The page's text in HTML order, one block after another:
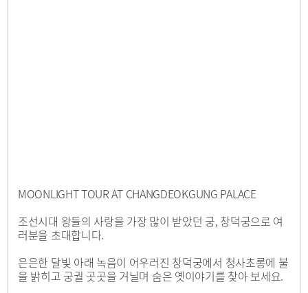
MOONLIGHT TOUR AT CHANGDEOKGUNG PALACE
조선시대 왕들의 사랑을 가장 많이 받았던 궁, 창덕궁으로 여
러분을 초대합니다.
은은한 달빛 아래 녹음이 어우러진 창덕궁에서 청사초롱에 불
을 밝히고 궁궐 곳곳을 거닐며 숨은 옛이야기를 찾아 보세요.